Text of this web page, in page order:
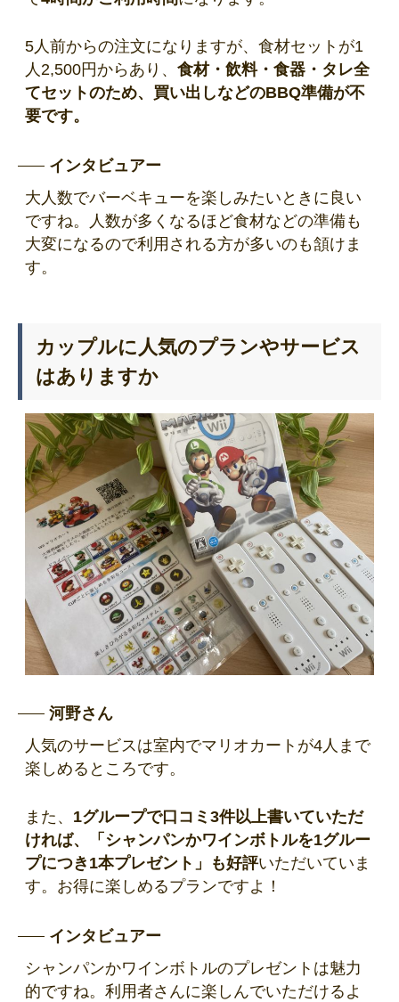
5人前からの注文になりますが、食材セットが1
人2,500円からあり、 食材・飲料・食器・タレ全
てセットのため、買い出しなどのBBQ準備が不
要です。
インタビュアー
大人数でバーベキューを楽しみたいときに良い
ですね。人数が多くなるほど食材などの準備も
大変になるので利用される方が多いのも頷けま
す。
カップルに人気のプランやサービス
はありますか
河野さん
人気のサービスは室内でマリオカートが4人まで
楽しめるところです。
また、 1グループで口コミ3件以上書いていただ
ければ、「シャンパンかワインボトルを1グルー
プにつき1本プレゼント」も好評いただいていま
す。お得に楽しめるプランですよ！
インタビュアー
シャンパンかワインボトルのプレゼントは魅力
的ですね。利用者さんに楽しんでいただけるよ